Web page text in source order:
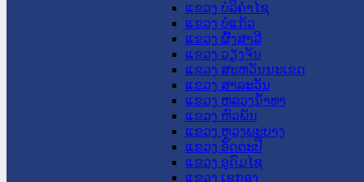
ແຂວງ ບໍລິຄໍາໄຊ
ແຂວງ ບໍ່ແກ້ວ
ແຂວງ ຜົ້ງສາລີ
ແຂວງ ວຽງຈັນ
ແຂວງ ສະຫວັນນະເຂດ
ແຂວງ ສາລະວັນ
ແຂວງ ຫລວງນໍ້າທາ
ແຂວງ ຫົວພັນ
ແຂວງ ຫຼວງພະບາງ
ແຂວງ ອັດຕະປື
ແຂວງ ອຸດົມໄຊ
ແຂວງ ເຊກອງ